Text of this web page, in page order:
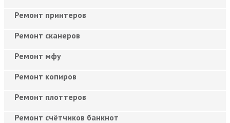
Ремонт принтеров
Ремонт сканеров
Ремонт мфу
Ремонт копиров
Ремонт плоттеров
Ремонт счётчиков банкнот